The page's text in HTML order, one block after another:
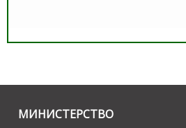
МИНИСТЕРСТВО